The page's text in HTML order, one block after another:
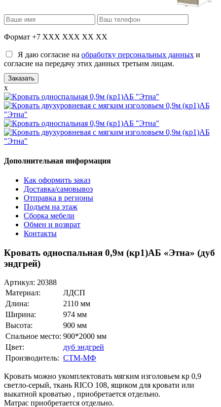
Формат +7 XXX XXX XX XX
Я даю согласие на обработку персональных данных и
согласие на передачу этих данных третьим лицам.
x
Дополнительная информация
Как оформить заказ
Доставка/самовывоз
Отправка в регионы
Подъем на этаж
Сборка мебели
Обмен и возврат
Контакты
Кровать односпальная 0,9м (кр1)АБ «Этна» (дуб
эндгрей)
Артикул: 20388
Материал:
ЛДСП
Длина:
2110 мм
Ширина:
974 мм
Высота:
900 мм
Спальное место: 900*2000 мм
Цвет:
дуб эндгрей
Производитель: СТМ-МФ
Кровать можно укомплектовать мягким изголовьем кр 0,9
светло-серый, ткань RICO 108, ящиком для кровати или
выкатной кроватью , приобретается отдельно.
Матрас приобретается отдельно.